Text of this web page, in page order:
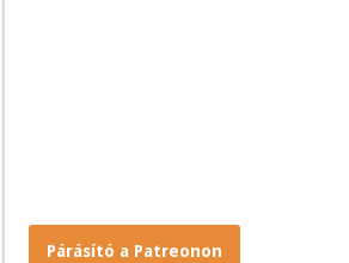
Párásító a Patreonon